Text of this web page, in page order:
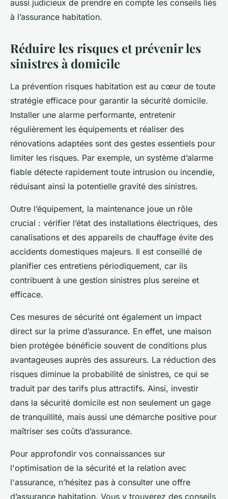
aussi judicieux de prendre en compte les conseils liés
à l’assurance habitation.
Réduire les risques et prévenir les
sinistres à domicile
La prévention risques habitation est au cœur de toute
stratégie efficace pour garantir la sécurité domicile.
Installer une alarme performante, entretenir
régulièrement les équipements et réaliser des
rénovations adaptées sont des gestes essentiels pour
limiter les risques. Par exemple, un système d’alarme
fiable détecte rapidement toute intrusion ou incendie,
réduisant ainsi la potentielle gravité des sinistres.
Outre l’équipement, la maintenance joue un rôle
crucial : vérifier l’état des installations électriques, des
canalisations et des appareils de chauffage évite des
accidents domestiques majeurs. Il est conseillé de
planifier ces entretiens périodiquement, car ils
contribuent à une gestion sinistres plus sereine et
efficace.
Ces mesures de sécurité ont également un impact
direct sur la prime d’assurance. En effet, une maison
bien protégée bénéficie souvent de conditions plus
avantageuses auprès des assureurs. La réduction des
risques diminue la probabilité de sinistres, ce qui se
traduit par des tarifs plus attractifs. Ainsi, investir
dans la sécurité domicile est non seulement un gage
de tranquillité, mais aussi une démarche positive pour
maîtriser ses coûts d’assurance.
Pour approfondir vos connaissances sur
l'optimisation de la sécurité et la relation avec
l'assurance, n’hésitez pas à consulter une offre
d’assurance habitation. Vous y trouverez des conseils